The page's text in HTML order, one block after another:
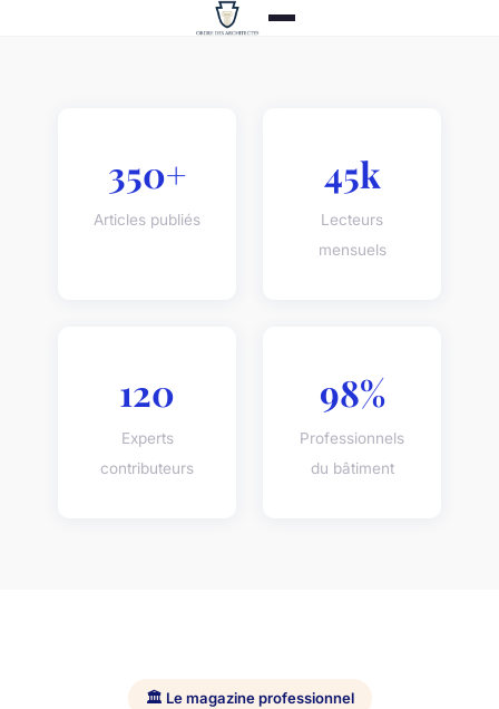
350+
Articles publiés
45k
Lecteurs
mensuels
120
Experts
contributeurs
98%
Professionnels
du bâtiment
🏛️ Le magazine professionnel